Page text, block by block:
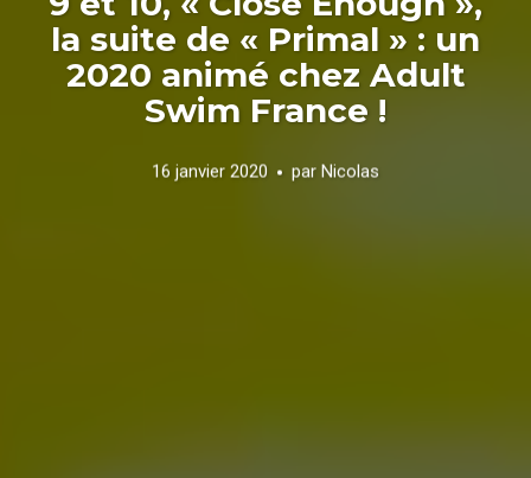
la suite de « Primal » : un
2020 animé chez Adult
Swim France !
16 janvier 2020 par Nicolas